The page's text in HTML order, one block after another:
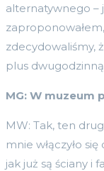
alternatywnego –
zdecydowaliśmy,
plus
MG: W muzeum
MW: Tak, ten
mnie włączyło
jak już są ściany i